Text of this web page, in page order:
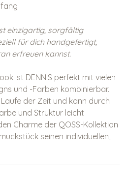
einzigartig, sorgfältig
für dich handgefertigt,
erfreuen kannst.
ist DENNIS perfekt mit vielen
und -Farben kombinierbar.
der Zeit und kann durch
und Struktur leicht
Charme der QOSS-Kollektion
seinen individuellen,